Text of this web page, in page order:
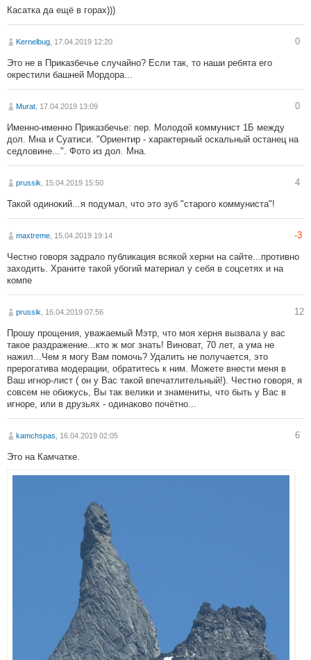
Касатка да ещё в горах)))
Kernelbug , 17.04.2019 12:20 0
Это не в Приказбечье случайно? Если так, то наши ребята его
окрестили башней Мордора...
Murat , 17.04.2019 13:09 0
Именно-именно Приказбечье: пер. Молодой коммунист 1Б между
дол. Мна и Суатиси. "Ориентир - характерный оскальный останец на
седловине...". Фото из дол. Мна.
prussik , 15.04.2019 15:50 4
Такой одинокий...я подумал, что это зуб "старого коммуниста"!
maxtreme , 15.04.2019 19:14 -3
Честно говоря задрало публикация всякой херни на сайте...противно
заходить. Храните такой убогий материал у себя в соцсетях и на
компе
prussik , 16.04.2019 07:56 12
Прошу прощения, уважаемый Мэтр, что моя херня вызвала у вас
такое раздражение...кто ж мог знать! Виноват, 70 лет, а ума не
нажил...Чем я могу Вам помочь? Удалить не получается, это
прерогатива модерации, обратитесь к ним. Можете внести меня в
Ваш игнор-лист ( он у Вас такой впечатлительный!). Честно говоря, я
совсем не обижусь, Вы так велики и знамениты, что быть у Вас в
игноре, или в друзьях - одинаково почётно...
kamchspas , 16.04.2019 02:05 6
Это на Камчатке.